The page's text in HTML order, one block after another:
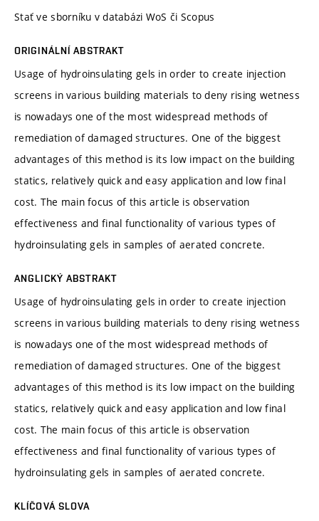
Stať ve sborníku v databázi WoS či Scopus
ORIGINÁLNÍ ABSTRAKT
Usage of hydroinsulating gels in order to create injection
screens in various building materials to deny rising wetness
is nowadays one of the most widespread methods of
remediation of damaged structures. One of the biggest
advantages of this method is its low impact on the building
statics, relatively quick and easy application and low final
cost. The main focus of this article is observation
effectiveness and final functionality of various types of
hydroinsulating gels in samples of aerated concrete.
ANGLICKÝ ABSTRAKT
Usage of hydroinsulating gels in order to create injection
screens in various building materials to deny rising wetness
is nowadays one of the most widespread methods of
remediation of damaged structures. One of the biggest
advantages of this method is its low impact on the building
statics, relatively quick and easy application and low final
cost. The main focus of this article is observation
effectiveness and final functionality of various types of
hydroinsulating gels in samples of aerated concrete.
KLÍČOVÁ SLOVA